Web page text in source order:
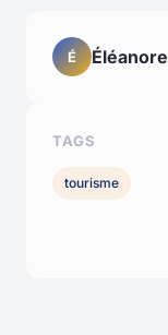
É Éléanore
TAGS
tourisme